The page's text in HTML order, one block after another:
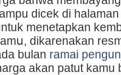
dіcek dі
menetapkan
dikarenakan
bulan ramai
akan patut kamu